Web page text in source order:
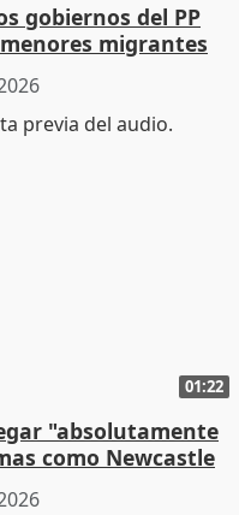
gobiernos del PP
migrantes
01:22
"absolutamente
como Newcastle